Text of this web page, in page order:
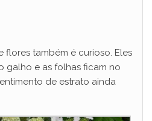
flores também é curioso. Eles
galho e as folhas ficam no
de estrato ainda